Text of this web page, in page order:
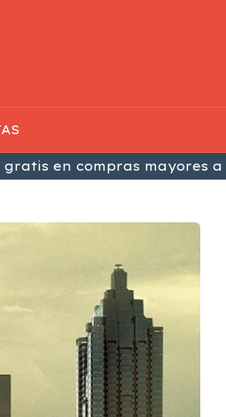
en compras mayores a